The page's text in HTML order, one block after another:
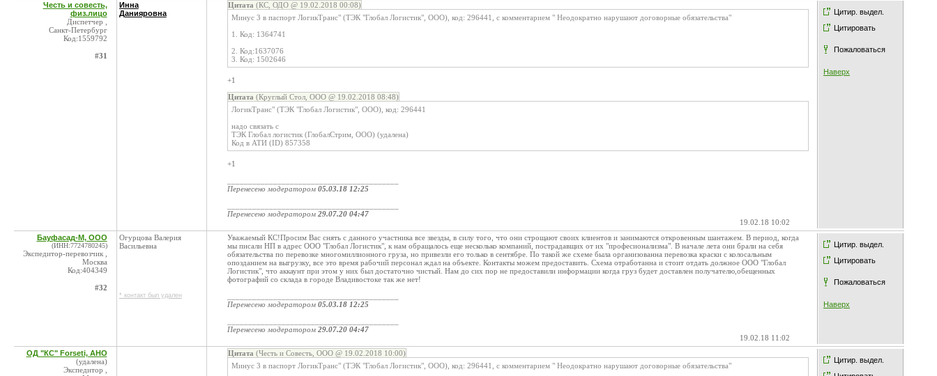
Цитир. выдел.
Цитировать
Пожаловаться
Наверх
Честь и совесть,
физ.лицо
Диспетчер ,
Санкт-Петербург
Код:1559792
#31
Инна
Данияровна
Цитата (КС, ОДО @ 19.02.2018 00:08)
Минус 3 в паспорт ЛогикТранс" (ТЭК "Глобал Логистик", ООО), код: 296441, с комментарием " Неодократно нарушают договорные обязательства"
1. Код: 1364741
2. Код:1637076
3. Код: 1502646
+1
Цитата (Круглый Стол, ООО @ 19.02.2018 08:48)
ЛогикТранс" (ТЭК "Глобал Логистик", ООО), код: 296441
надо связать с
ТЭК Глобал логистик (ГлобалСтрим, ООО) (удалена)
Код в АТИ (ID) 857358
+1
Перенесено модератором 05.03.18 12:25
Перенесено модератором 29.07.20 04:47
19.02.18 10:02
Цитир. выдел.
Цитировать
Пожаловаться
Наверх
Бауфасад-М, ООО
(ИНН:7724780245)
Экспедитор-перевозчик ,
Москва
Код:404349
#32
Огурцова Валерия
Васильевна
* контакт был удален
Уважаемый КС!Просим Вас снять с данного участника все звезды, в силу того, что они строщают своих клиентов и занимаются откровенным шантажем. В период, когда
мы писали НП в адрес ООО "Глобал Логистик", к нам обращалось еще несколько компаний, пострадавщих от их "професионализма". В начале лета они брали на себя
обязательства по перевозке многомиллионного груза, но привезли его только в сентябре. По такой же схеме была организованна перевозка краски с колосальным
опозданием на выгрузку, все это время рабочий персонал ждал на объекте. Контакты можем предоставить. Схема отработанна и стоит отдать должное ООО "Глобал
Логистик", что аккаунт при этом у них был достаточно чистый. Нам до сих пор не предоставили информации когда груз будет доставлен получателю,обещенных
фотографий со склада в городе Владивостоке так же нет!
Перенесено модератором 05.03.18 12:25
Перенесено модератором 29.07.20 04:47
19.02.18 11:02
Цитир. выдел.
ОД "КС" Forseti, АНО
(удалена)
Экспедитор ,
Цитата (Честь и Совесть, ООО @ 19.02.2018 10:00)
Минус 3 в паспорт ЛогикТранс" (ТЭК "Глобал Логистик", ООО), код: 296441, с комментарием " Неодократно нарушают договорные обязательства"